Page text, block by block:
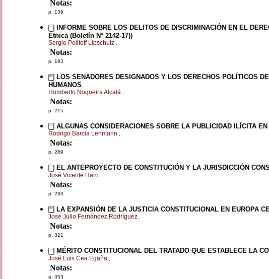
Notas:
p. 139
INFORME SOBRE LOS DELITOS DE DISCRIMINACIÓN EN EL
Étnica (Boletín N° 2142-17))
Sergio Politoff Lipschutz
Notas:
p. 193
LOS SENADORES DESIGNADOS Y LOS DERECHOS POLÍTICOS
HUMANOS
Humberto Nogueira Alcalá
Notas:
p. 215
ALGUNAS CONSIDERACIONES SOBRE LA PUBLICIDAD ILÍCITA
Rodrigo Barcia Lehmann
Notas:
p. 269
EL ANTEPROYECTO DE CONSTITUCIÓN Y LA JURISDICCIÓN
José Vicente Haro
Notas:
p. 293
LA EXPANSIÓN DE LA JUSTICIA CONSTITUCIONAL EN EUROPA
José Julio Fernández Rodríguez
Notas:
p. 321
MÉRITO CONSTITUCIONAL DEL TRATADO QUE ESTABLECE LA
José Luis Cea Egaña
Notas:
p. 353